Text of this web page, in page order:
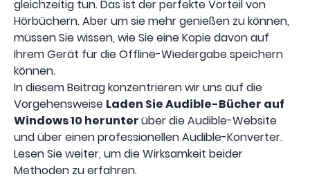
gleichzeitig tun. Das ist der perfekte Vorteil von
Hörbüchern. Aber um sie mehr genießen zu können,
müssen Sie wissen, wie Sie eine Kopie davon auf
Ihrem Gerät für die Offline-Wiedergabe speichern
können.
In diesem Beitrag konzentrieren wir uns auf die
Vorgehensweise Laden Sie Audible-Bücher auf
Windows 10 herunterüber die Audible-Website
und über einen professionellen Audible-Konverter.
Lesen Sie weiter, um die Wirksamkeit beider
Methoden zu erfahren.